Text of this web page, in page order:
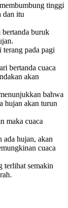
tinggi
dan itu
bertanda buruk
pada pagi
bertanda cuaca
akan
bahwa
hujan akan turun
maka cuaca
ada hujan, akan
cuaca
terlihat semakin